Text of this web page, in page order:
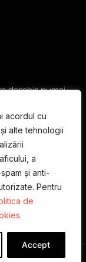
acordul cu
alte tehnologii
a
și anti-
Pentru
de
Accept
deschis numai
IT